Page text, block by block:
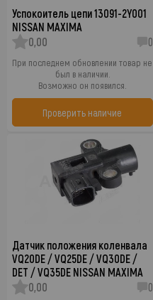
Успокоитель цепи 13091-2Y001
NISSAN MAXIMA
0,00
0
При последнем обновлении товар не
был в наличии.
Возможно он появился.
Проверить наличие
Датчик положения коленвала
VQ20DE / VQ25DE / VQ30DE /
DET / VQ35DE NISSAN MAXIMA
0,00
0